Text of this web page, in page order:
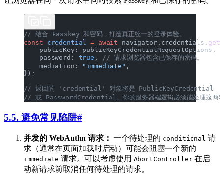
// 结合 Passkey 和密码，打造真正统一的登录体验。
const credential = await navigator.credentials. get
    publicKey: publicKeyCredentialRequestOptions,
    password:
true ,
// 请求浏览器包含已保存的密码。
    mediation:
"immediate" ,
});
// 返回的 'credential' 对象将是 PublicKeyCredential
// 或 PasswordCredential。你的服务器端逻辑必须能处理这两
5.5. 避免常见陷阱#
并发的 WebAuthn 请求： 一个待处理的 conditional 请
求（通常在页面加载时启动）可能会阻塞一个新的
immediate 请求。可以考虑使用 AbortController 在启
动新请求前取消任何待处理的请求。